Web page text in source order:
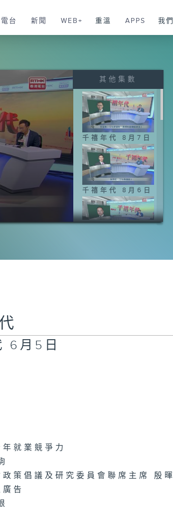
電台 新聞 WEB+ 重溫 APPS 我們
其他集數
千禧年代 8月7日
千禧年代 8月6日
6月5日
就業競爭力
策倡議及研究委員會聯席主席 殷暉
告